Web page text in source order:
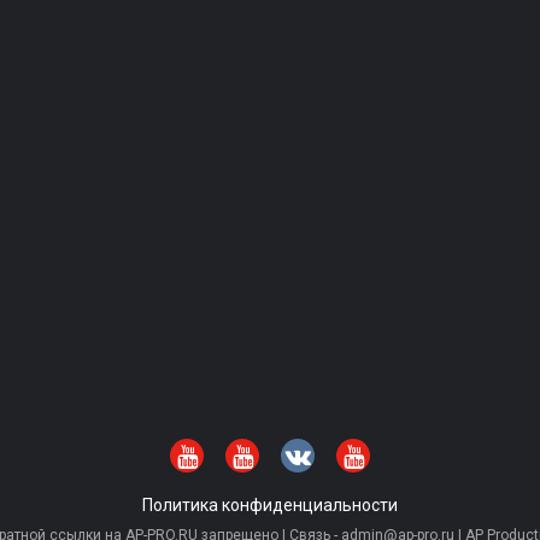
Политика конфиденциальности
ссылки на AP-PRO.RU запрещено | Связь - admin@ap-pro.ru | AP